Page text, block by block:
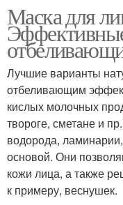
Маска для
Лучшие варианты
отбеливающим
кислых молочных
твороге, сметане и
водорода,
основой. Они
кожи лица, а также
к примеру, веснушек.